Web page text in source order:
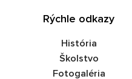
Rýchle odkazy
História
Školstvo
Fotogaléria